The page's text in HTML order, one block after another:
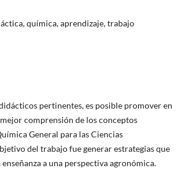
química, aprendizaje, trabajo
pertinentes, es posible promover en
comprensión de los conceptos
General para las Ciencias
del trabajo fue generar estrategias que
a una perspectiva agronómica.